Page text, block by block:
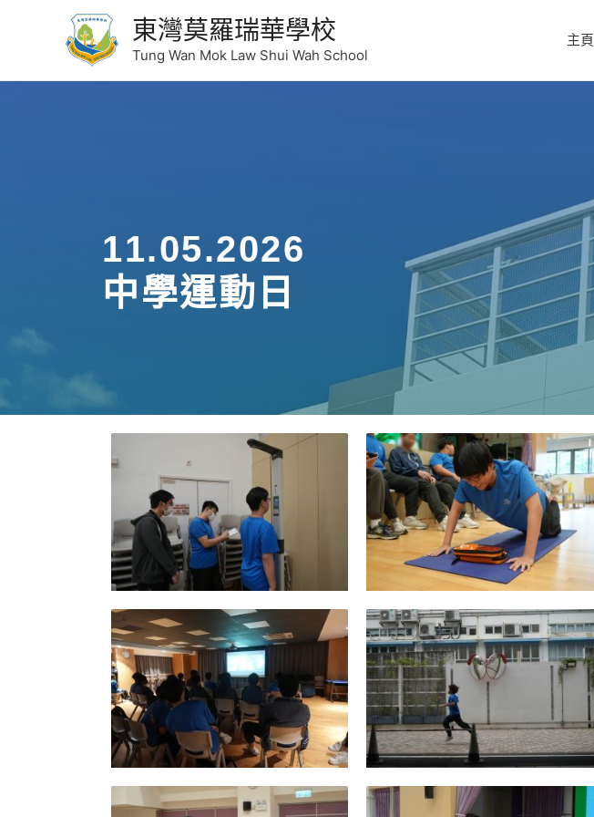
東灣莫羅瑞華學校
Tung Wan Mok Law Shui Wah School
主頁
11.05.2026
中學運動日